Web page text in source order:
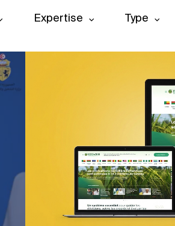
Expertise Type
Web, Intranet et Extranet